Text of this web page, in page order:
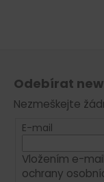
Odebírat
Nezmeškejte
E-mail
Vložením e-
ochrany